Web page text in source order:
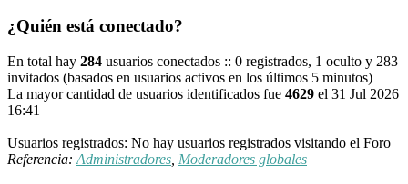
¿Quién está conectado?
En total hay 284 usuarios conectados :: 0 registrados, 1 oculto y 283
invitados (basados en usuarios activos en los últimos 5 minutos)
La mayor cantidad de usuarios identificados fue 4629 el 31 Jul 2026
16:41
Usuarios registrados: No hay usuarios registrados visitando el Foro
Referencia: Administradores Moderadores globales